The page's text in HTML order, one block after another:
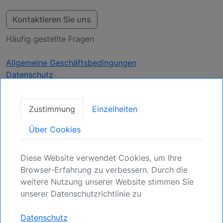
Kontaktieren Sie uns
Häufig gestellte Fragen
Allgemeine Geschäftsbedingungen
Datenschutz
Aktualisierungen
erhalten
für kommende Möglichkeiten.
Anmelden
Zustimmung Einzelheiten
Über Cookies
Diese Website verwendet Cookies, um Ihre
Browser-Erfahrung zu verbessern. Durch die
weitere Nutzung unserer Website stimmen Sie
unserer Datenschutzrichtlinie zu
Datenschutz